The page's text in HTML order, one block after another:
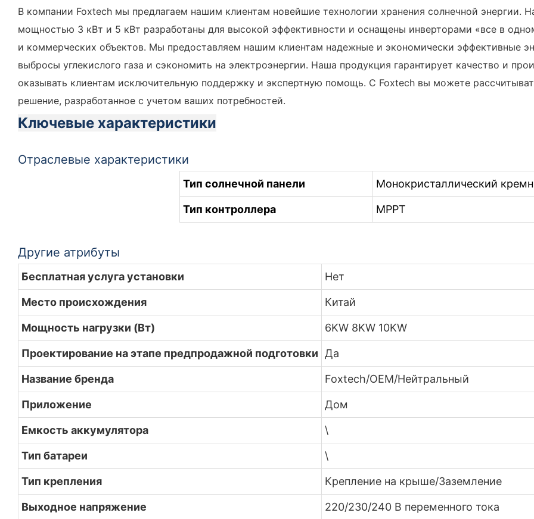
В компании Foxtech мы предлагаем нашим клиентам новейшие технологии хранения солнечной энергии.
мощностью 3 кВт и 5 кВт разработаны для высокой эффективности и оснащены инверторами «все в
и коммерческих объектов. Мы предоставляем нашим клиентам надежные и экономически эффективные
выбросы углекислого газа и сэкономить на электроэнергии. Наша продукция гарантирует качество и
оказывать клиентам исключительную поддержку и экспертную помощь. С Foxtech вы можете
решение, разработанное с учетом ваших потребностей.
Ключевые характеристики
Отраслевые характеристики
Тип солнечной панели Монокристаллический
Тип контроллера MPPT
Другие атрибуты
Бесплатная услуга установки Нет
Место происхождения Китай
Мощность нагрузки (Вт) 6KW 8KW 10KW
Проектирование на этапе предпродажной подготовки Да
Название бренда Foxtech/OEM/Нейтральный
Приложение Дом
Емкость аккумулятора \
Тип батареи \
Тип крепления Крепление на крыше/Заземление
Выходное напряжение 220/230/240 В переменного тока